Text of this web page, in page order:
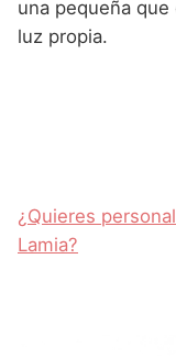
una pequeña
luz propia.
¿Quieres
Lamia?